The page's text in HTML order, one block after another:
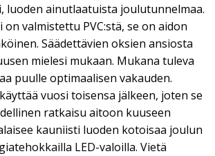
luoden ainutlaatuista joulutunnelmaa.
valmistettu PVC:stä, se on aidon
Säädettävien oksien ansiosta
mielesi mukaan. Mukana tuleva
puulle optimaalisen vakauden.
vuosi toisensa jälkeen, joten se
ratkaisu aitoon kuuseen
kauniisti luoden kotoisaa joulun
LED-valoilla. Vietä